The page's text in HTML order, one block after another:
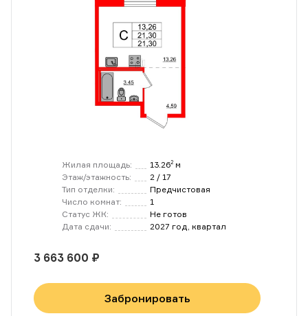
Жилая площадь: 13.262 м
Этаж/этажность:
2 / 17
Тип отделки:
Предчистовая
Число комнат:
1
Статус ЖК:
Не готов
Дата сдачи:
2027 год, квартал
3 663 600 ₽
Забронировать